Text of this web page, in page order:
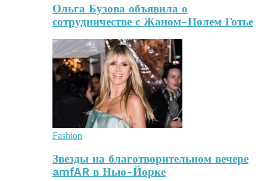
Ольга Бузова объявила о
сотрудничестве с Жаном-Полем Готье
Fashion
Звезды на благотворительном вечере
amfAR в Нью-Йорке